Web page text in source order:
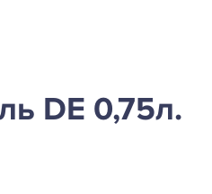
DE 0,75л.